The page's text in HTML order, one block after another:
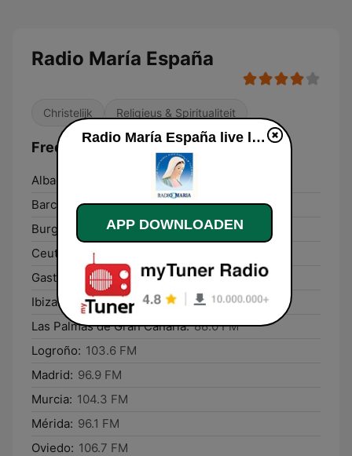
Radio María España
Christelijk Religieus & Spiritualiteit
Frequenties Radio María España:
Albacete:
Barcelona: Online
Burgos:
90.7 FM
Ceuta:
96.8 FM
Gasteiz / Vitoria: 95.3 FM
Ibiza:
104.8 FM
Las Palmas de Gran Canaria: 88.0 FM
Logroño: 103.6 FM
Madrid: 96.9 FM
Murcia: 104.3 FM
Mérida: 96.1 FM
Oviedo: 106.7 FM
Radio María España live luisteren
APP DOWNLOADEN